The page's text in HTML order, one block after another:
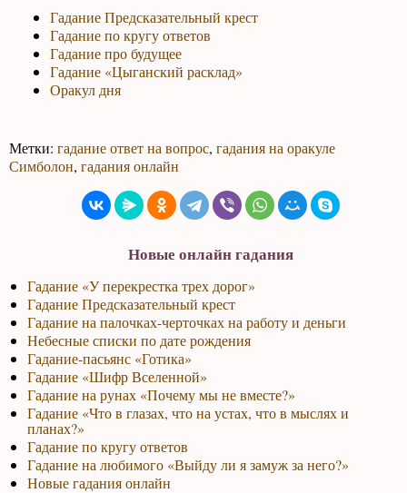
Гадание Предсказательный крест
Гадание по кругу ответов
Гадание про будущее
Гадание «Цыганский расклад»
Оракул дня
Метки:гадание ответ на вопрос,гадания на оракуле
Симболон,гадания онлайн
Новые онлайн гадания
Гадание «У перекрестка трех дорог»
Гадание Предсказательный крест
Гадание на палочках-черточках на работу и деньги
Небесные списки по дате рождения
Гадание-пасьянс «Готика»
Гадание «Шифр Вселенной»
Гадание на рунах «Почему мы не вместе?»
Гадание «Что в глазах, что на устах, что в мыслях и
планах?»
Гадание по кругу ответов
Гадание на любимого «Выйду ли я замуж за него?»
Новые гадания онлайн